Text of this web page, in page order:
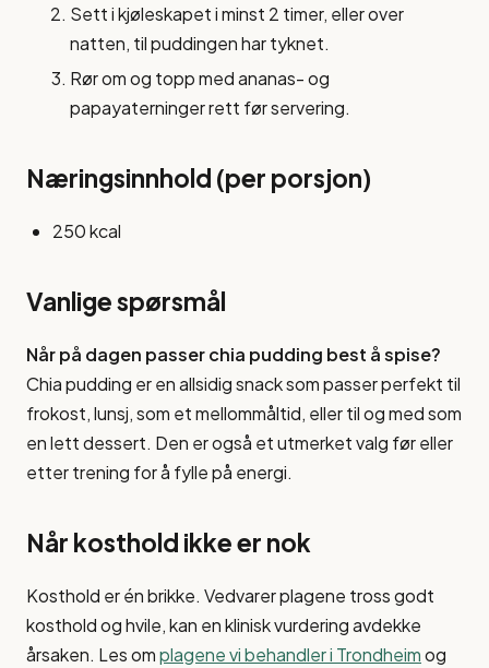
Sett i kjøleskapet i minst 2 timer, eller over
natten, til puddingen har tyknet.
Rør om og topp med ananas- og
papayaterninger rett før servering.
Næringsinnhold (per porsjon)
250 kcal
Vanlige spørsmål
Når på dagen passer chia pudding best å spise?
Chia pudding er en allsidig snack som passer perfekt til
frokost, lunsj, som et mellommåltid, eller til og med som
en lett dessert. Den er også et utmerket valg før eller
etter trening for å fylle på energi.
Når kosthold ikke er nok
Kosthold er én brikke. Vedvarer plagene tross godt
kosthold og hvile, kan en klinisk vurdering avdekke
årsaken. Les omplagene vi behandler i Trondheimog